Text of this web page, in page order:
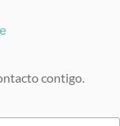
contigo.